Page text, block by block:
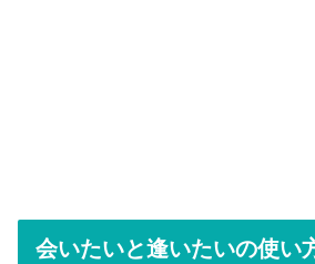
会いたいと逢いたいの使い